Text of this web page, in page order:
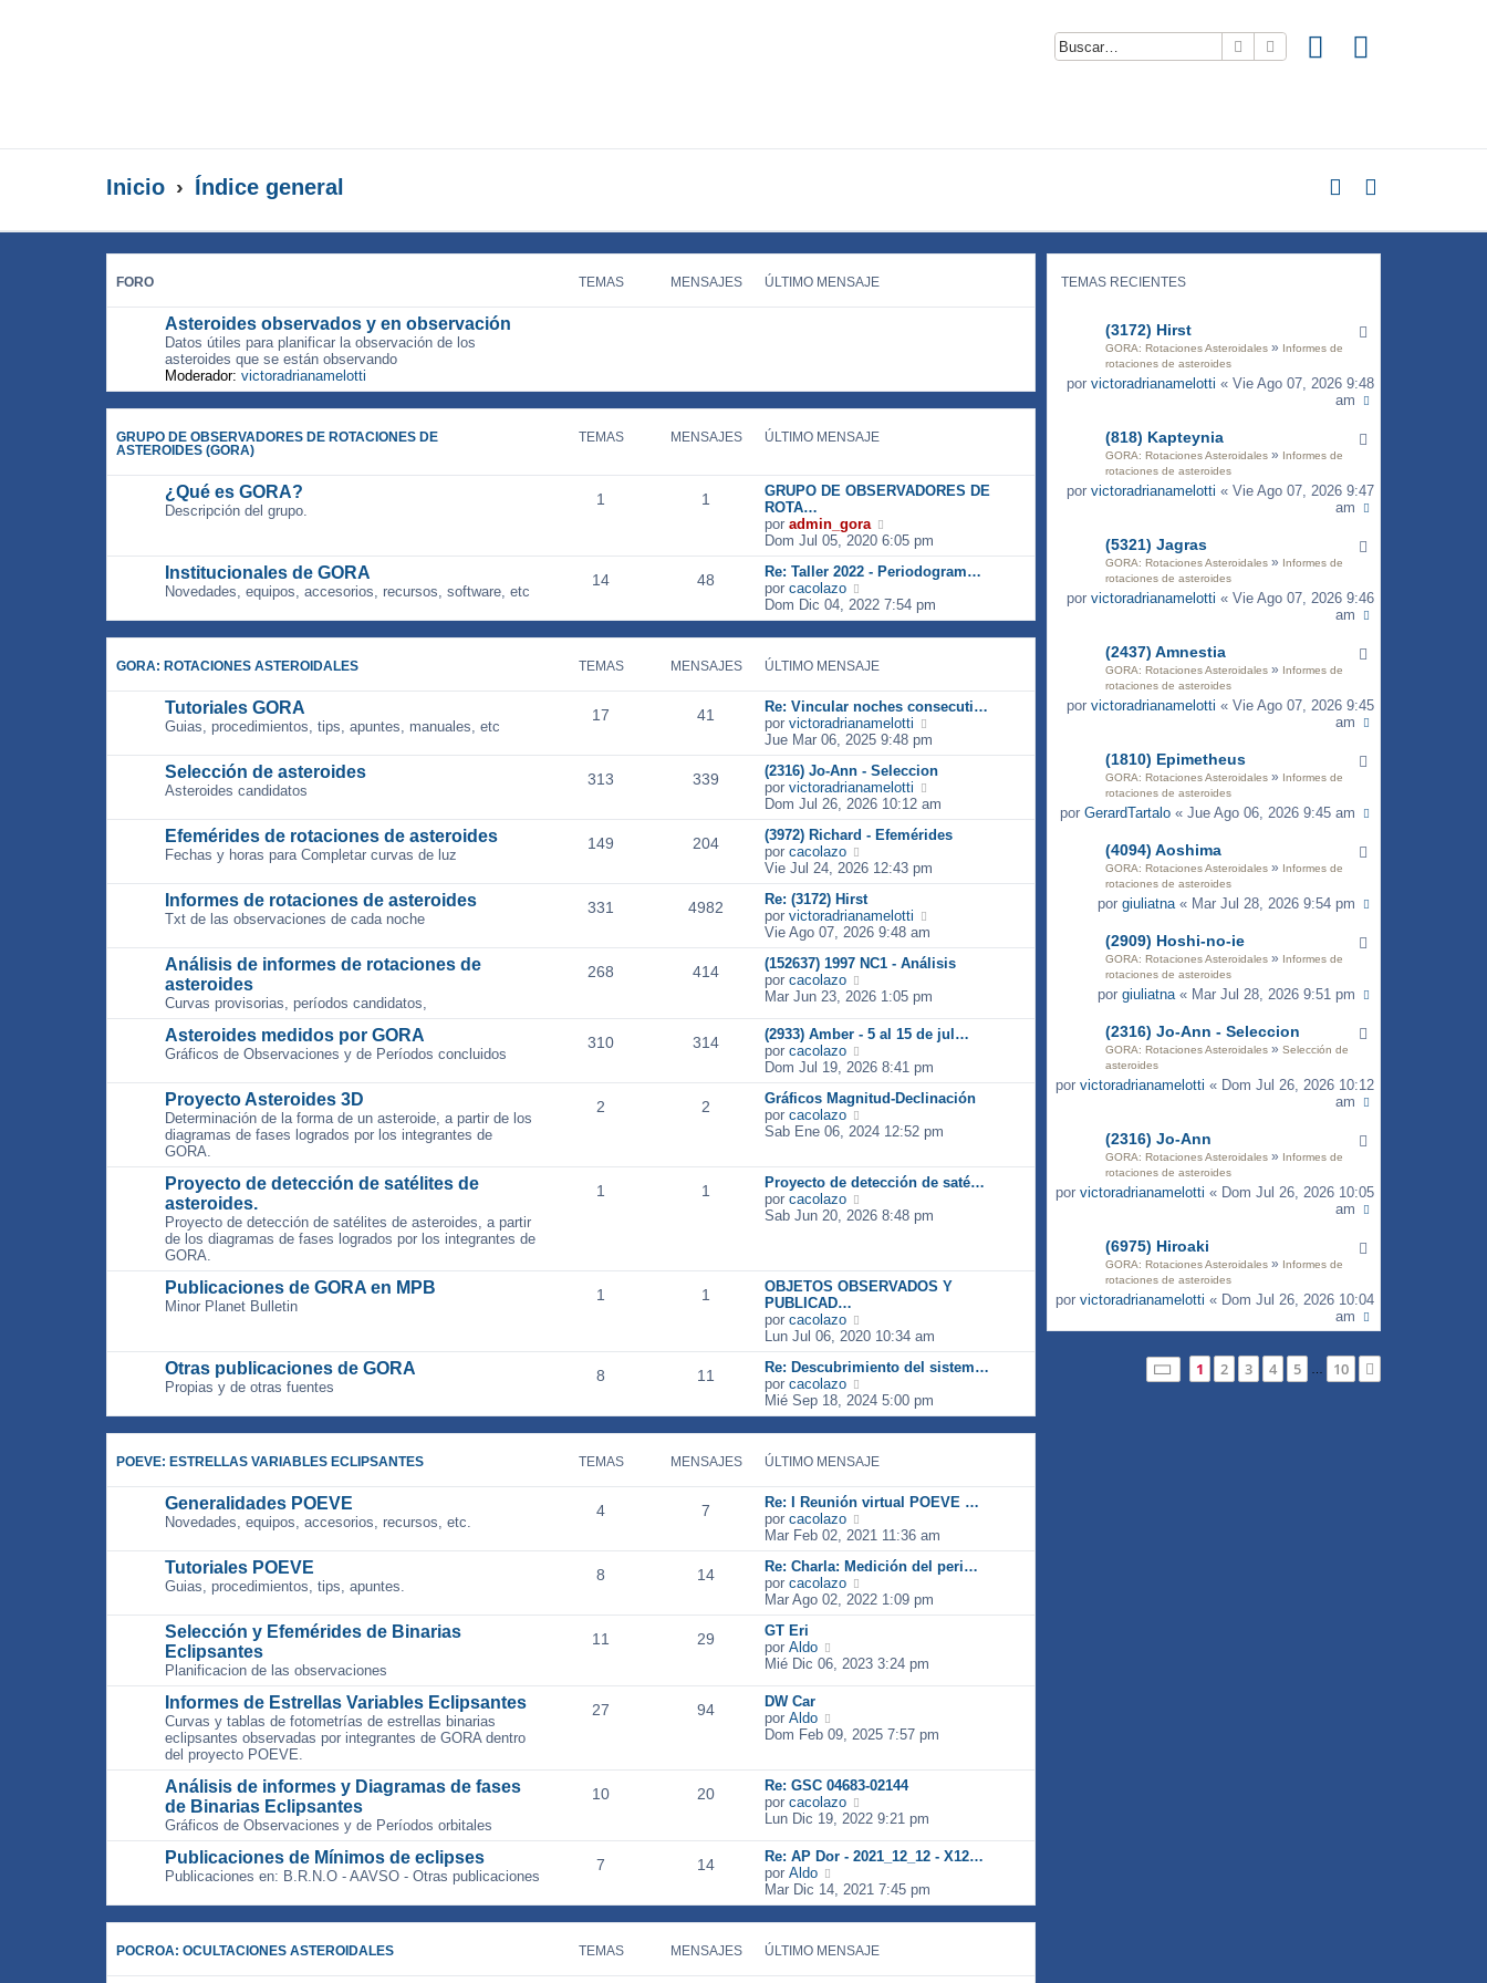
Buscar Búsqueda avanzada
Inicio Índice general
TEMAS RECIENTES
(3172) Hirst
GORA: Rotaciones Asteroidales » Informes de
rotaciones de asteroides
por victoradrianamelotti « Vie Ago 07, 2026 9:48
am
(818) Kapteynia
GORA: Rotaciones Asteroidales » Informes de
rotaciones de asteroides
por victoradrianamelotti « Vie Ago 07, 2026 9:47
am
(5321) Jagras
GORA: Rotaciones Asteroidales » Informes de
rotaciones de asteroides
por victoradrianamelotti « Vie Ago 07, 2026 9:46
am
(2437) Amnestia
GORA: Rotaciones Asteroidales » Informes de
rotaciones de asteroides
por victoradrianamelotti « Vie Ago 07, 2026 9:45
am
(1810) Epimetheus
GORA: Rotaciones Asteroidales » Informes de
rotaciones de asteroides
porGerardTartalo « Jue Ago 06, 2026 9:45 am
(4094) Aoshima
GORA: Rotaciones Asteroidales » Informes de
rotaciones de asteroides
porgiuliatna« Mar Jul 28, 2026 9:54 pm
(2909) Hoshi-no-ie
GORA: Rotaciones Asteroidales » Informes de
rotaciones de asteroides
porgiuliatna« Mar Jul 28, 2026 9:51 pm
(2316) Jo-Ann - Seleccion
GORA: Rotaciones Asteroidales » Selección de
asteroides
por victoradrianamelotti « Dom Jul 26, 2026 10:12
am
(2316) Jo-Ann
GORA: Rotaciones Asteroidales » Informes de
rotaciones de asteroides
por victoradrianamelotti « Dom Jul 26, 2026 10:05
am
(6975) Hiroaki
GORA: Rotaciones Asteroidales » Informes de
rotaciones de asteroides
por victoradrianamelotti « Dom Jul 26, 2026 10:04
am
Página1 de 10
1 2 3 4 5 10
FORO TEMAS MENSAJES ÚLTIMO MENSAJE
Asteroides observados y en observación
Datos útiles para planificar la observación de los
asteroides que se están observando
Moderador: victoradrianamelotti
GRUPO DE OBSERVADORES DE ROTACIONES DE
ASTEROIDES (GORA)
TEMAS MENSAJES ÚLTIMO MENSAJE
¿Qué es GORA?
Descripción del grupo.
1 1
GRUPO DE OBSERVADORES DE
ROTA…
por admin_gora
e
r
ú
t
i
m
e
n
s
a
j
e
Dom Jul 05, 2020 6:05 pm
Institucionales de GORA
Novedades, equipos, accesorios, recursos, software, etc
14 48
Re: Taller 2022 - Periodogram…
por cacolazo
e
r
ú
t
i
m
o
m
e
n
s
a
j
e
Dom Dic 04, 2022 7:54 pm
GORA: ROTACIONES ASTEROIDALES TEMAS MENSAJES ÚLTIMO MENSAJE
Tutoriales GORA
Guias, procedimientos, tips, apuntes, manuales, etc
17 41
Re: Vincular noches consecuti…
por victoradrianamelotti
e
r
ú
t
i
m
m
e
j
e
Jue Mar 06, 2025 9:48 pm
Selección de asteroides
Asteroides candidatos
313 339
(2316) Jo-Ann - Seleccion
por victoradrianamelotti
e
r
ú
t
i
e
n
a
j
e
Dom Jul 26, 2026 10:12 am
Efemérides de rotaciones de asteroides
Fechas y horas para Completar curvas de luz
149 204
(3972) Richard - Efemérides
por cacolazo
e
r
ú
l
t
i
m
m
e
n
a
j
e
Vie Jul 24, 2026 12:43 pm
Informes de rotaciones de asteroides
Txt de las observaciones de cada noche
331 4982
Re: (3172) Hirst
por victoradrianamelotti
r
ú
t
i
m
o
m
e
n
a
e
Vie Ago 07, 2026 9:48 am
Análisis de informes de rotaciones de
asteroides
Curvas provisorias, períodos candidatos,
268 414
(152637) 1997 NC1 - Análisis
por cacolazo
e
ú
t
i
m
m
s
j
Mar Jun 23, 2026 1:05 pm
Asteroides medidos por GORA
Gráficos de Observaciones y de Períodos concluidos
310 314
(2933) Amber - 5 al 15 de jul…
por cacolazo
e
r
ú
t
m
o
e
j
Dom Jul 19, 2026 8:41 pm
Proyecto Asteroides 3D
Determinación de la forma de un asteroide, a partir de los
diagramas de fases logrados por los integrantes de
GORA.
2 2
Gráficos Magnitud-Declinación
por cacolazo
e
ú
l
i
e
n
a
j
e
Sab Ene 06, 2024 12:52 pm
Proyecto de detección de satélites de
asteroides.
Proyecto de detección de satélites de asteroides, a partir
de los diagramas de fases logrados por los integrantes de
GORA.
1 1
Proyecto de detección de saté…
por cacolazo
e
t
o
m
e
s
a
j
Sab Jun 20, 2026 8:48 pm
Publicaciones de GORA en MPB
Minor Planet Bulletin
1 1
OBJETOS OBSERVADOS Y
PUBLICAD…
por cacolazo
e
r
ú
t
i
m
m
e
n
a
j
e
Lun Jul 06, 2020 10:34 am
Otras publicaciones de GORA
Propias y de otras fuentes
8 11
Re: Descubrimiento del sistem…
por cacolazo
e
r
ú
t
i
m
m
e
n
a
j
Mié Sep 18, 2024 5:00 pm
POEVE: ESTRELLAS VARIABLES ECLIPSANTES TEMAS MENSAJES ÚLTIMO MENSAJE
Generalidades POEVE
Novedades, equipos, accesorios, recursos, etc.
4 7
Re: I Reunión virtual POEVE …
por cacolazo
e
r
ú
t
i
m
e
a
e
Mar Feb 02, 2021 11:36 am
Tutoriales POEVE
Guias, procedimientos, tips, apuntes.
8 14
Re: Charla: Medición del peri…
por cacolazo
e
r
t
i
m
s
j
Mar Ago 02, 2022 1:09 pm
Selección y Efemérides de Binarias
Eclipsantes
Planificacion de las observaciones
11 29
GT Eri
por Aldo
t
o
m
e
n
s
a
e
Mié Dic 06, 2023 3:24 pm
Informes de Estrellas Variables Eclipsantes
Curvas y tablas de fotometrías de estrellas binarias
eclipsantes observadas por integrantes de GORA dentro
del proyecto POEVE.
27 94
DW Car
por Aldo
e
ú
l
t
o
m
n
j
Dom Feb 09, 2025 7:57 pm
Análisis de informes y Diagramas de fases
de Binarias Eclipsantes
Gráficos de Observaciones y de Períodos orbitales
10 20
Re: GSC 04683-02144
por cacolazo
e
ú
t
i
m
Lun Dic 19, 2022 9:21 pm
Publicaciones de Mínimos de eclipses
Publicaciones en: B.R.N.O - AAVSO - Otras publicaciones
7 14
Re: AP Dor - 2021_12_12 - X12…
por Aldo
r
ú
t
i
Mar Dic 14, 2021 7:45 pm
POCROA: OCULTACIONES ASTEROIDALES TEMAS MENSAJES ÚLTIMO MENSAJE